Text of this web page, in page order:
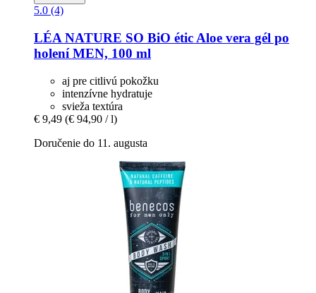
5.0 (4)
LÉA NATURE SO BiO étic Aloe vera gél po
holení MEN, 100 ml
aj pre citlivú pokožku
intenzívne hydratuje
svieža textúra
€ 9,49 (€ 94,90 / l)
Doručenie do 11. augusta